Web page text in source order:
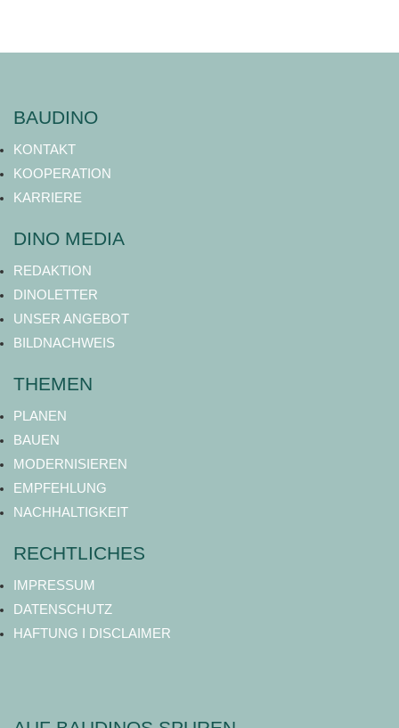
BAUDINO
KONTAKT
KOOPERATION
KARRIERE
DINO MEDIA
REDAKTION
DINOLETTER
UNSER ANGEBOT
BILDNACHWEIS
THEMEN
PLANEN
BAUEN
MODERNISIEREN
EMPFEHLUNG
NACHHALTIGKEIT
RECHTLICHES
IMPRESSUM
DATENSCHUTZ
HAFTUNG I DISCLAIMER